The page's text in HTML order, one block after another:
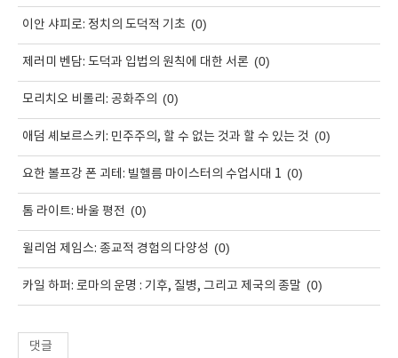
이안 샤피로: 정치의 도덕적 기초 (0)
제러미 벤담: 도덕과 입법의 원칙에 대한 서론 (0)
모리치오 비롤리: 공화주의 (0)
애덤 셰보르스키: 민주주의, 할 수 없는 것과 할 수 있는 것 (0)
요한 볼프강 폰 괴테: 빌헬름 마이스터의 수업시대 1 (0)
톰 라이트: 바울 평전 (0)
윌리엄 제임스: 종교적 경험의 다양성 (0)
카일 하퍼: 로마의 운명 : 기후, 질병, 그리고 제국의 종말 (0)
댓글